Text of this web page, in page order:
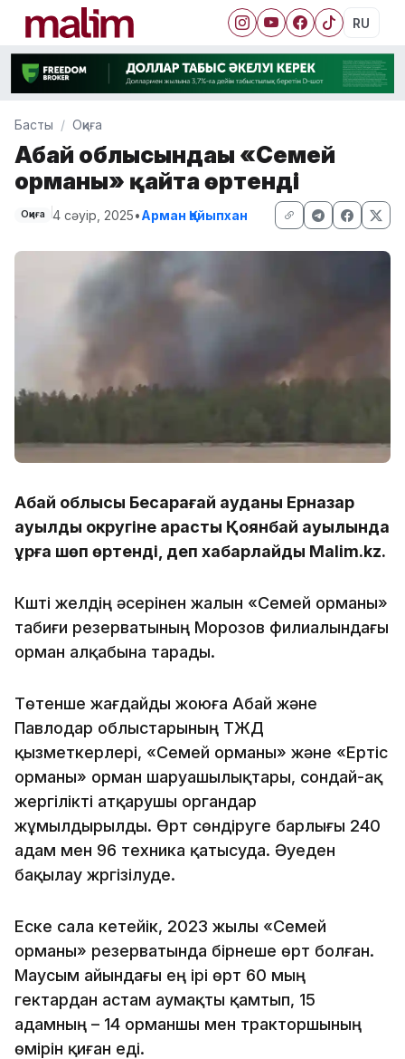
RU
Басты Оқиға
Абай облысындағы «Семей
орманы» қайта өртенді
Оқиға 4 сәуір, 2025•Арман Қайыпхан
Абай облысы Бесқарағай ауданы Ерназар
ауылдық округіне қарасты Қоянбай ауылында
құрғақ шөп өртенді, деп хабарлайды Malim.kz.
Күшті желдің әсерінен жалын «Семей орманы»
табиғи резерватының Морозов филиалындағы
орман алқабына тарады.
Төтенше жағдайды жоюға Абай және
Павлодар облыстарының ТЖД
қызметкерлері, «Семей орманы» және «Ертіс
орманы» орман шаруашылықтары, сондай-ақ
жергілікті атқарушы органдар
жұмылдырылды. Өрт сөндіруге барлығы 240
адам мен 96 техника қатысуда. Әуеден
бақылау жүргізілуде.
Еске сала кетейік, 2023 жылы «Семей
орманы» резерватында бірнеше өрт болған.
Маусым айындағы ең ірі өрт 60 мың
гектардан астам аумақты қамтып, 15
адамның – 14 орманшы мен тракторшының
өмірін қиған еді.